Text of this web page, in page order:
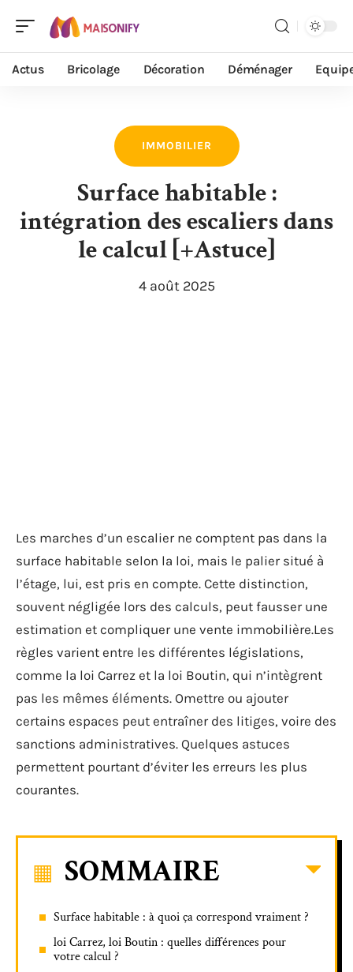
Actus Bricolage Décoration Déménager
IMMOBILIER
Surface habitable :
intégration des escaliers dans
le calcul [+Astuce]
4 août 2025
Les marches d’un escalier ne comptent pas dans la
surface habitable selon la loi, mais le palier situé à
l’étage, lui, est pris en compte. Cette distinction,
souvent négligée lors des calculs, peut fausser une
estimation et compliquer une vente immobilière.Les
règles varient entre les différentes législations,
comme la loi Carrez et la loi Boutin, qui n’intègrent
pas les mêmes éléments. Omettre ou ajouter
certains espaces peut entraîner des litiges, voire des
sanctions administratives. Quelques astuces
permettent pourtant d’éviter les erreurs les plus
courantes.
SOMMAIRE
Surface habitable : à quoi ça correspond vraiment ?
loi Carrez, loi Boutin : quelles différences pour
votre calcul ?